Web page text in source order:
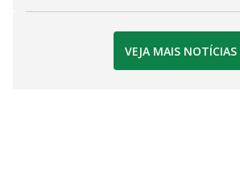
VEJA MAIS NOTÍCIAS